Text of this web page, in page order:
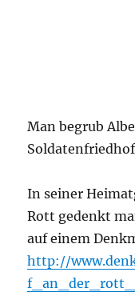
Man begrub
In seiner
Rott gedenkt
auf einem
http://